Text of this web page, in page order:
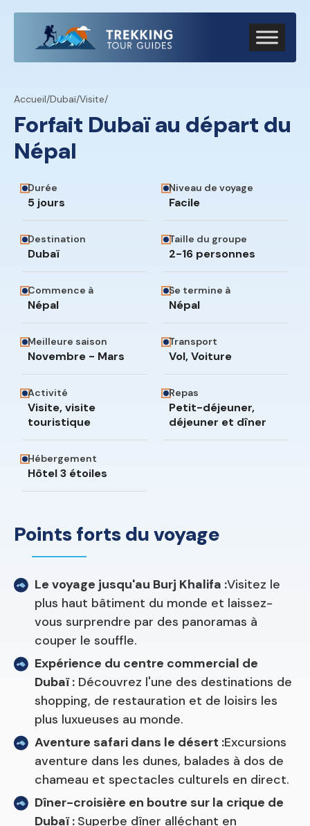
Accueil/Dubaï/Visite/
Forfait Dubaï au départ du
Népal
Durée
5 jours
Niveau de voyage
Facile
Destination
Dubaï
Taille du groupe
2-16 personnes
Commence à
Népal
Se termine à
Népal
Meilleure saison
Novembre - Mars
Transport
Vol, Voiture
Activité
Visite, visite
touristique
Repas
Petit-déjeuner,
déjeuner et dîner
Hébergement
Hôtel 3 étoiles
Points forts du voyage
Le voyage jusqu'au Burj Khalifa :Visitez le
plus haut bâtiment du monde et laissez-
vous surprendre par des panoramas à
couper le souffle.
Expérience du centre commercial de
Dubaï : Découvrez l'une des destinations de
shopping, de restauration et de loisirs les
plus luxueuses au monde.
Aventure safari dans le désert :Excursions
aventure dans les dunes, balades à dos de
chameau et spectacles culturels en direct.
Dîner-croisière en boutre sur la crique de
Dubaï : Superbe dîner alléchant en